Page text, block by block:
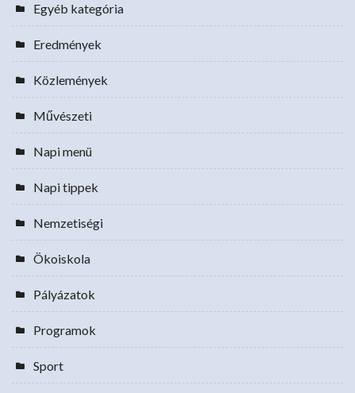
Egyéb kategória
Eredmények
Közlemények
Művészeti
Napi menü
Napi tippek
Nemzetiségi
Ökoiskola
Pályázatok
Programok
Sport